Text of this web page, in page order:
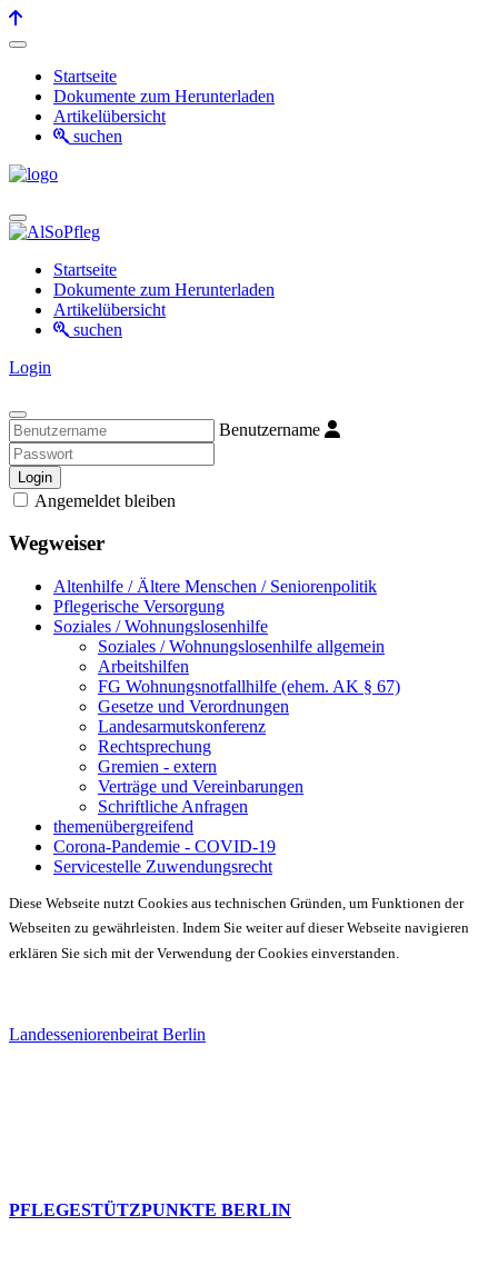
Startseite
Dokumente zum Herunterladen
Artikelübersicht
suchen
Startseite
Dokumente zum Herunterladen
Artikelübersicht
suchen
Login
Benutzername
Login
Angemeldet bleiben
Wegweiser
Altenhilfe / Ältere Menschen / Seniorenpolitik
Pflegerische Versorgung
Soziales / Wohnungslosenhilfe
Soziales / Wohnungslosenhilfe allgemein
Arbeitshilfen
FG Wohnungsnotfallhilfe (ehem. AK § 67)
Gesetze und Verordnungen
Landesarmutskonferenz
Rechtsprechung
Gremien - extern
Verträge und Vereinbarungen
Schriftliche Anfragen
themenübergreifend
Corona-Pandemie - COVID-19
Servicestelle Zuwendungsrecht
Diese Webseite nutzt Cookies aus technischen Gründen, um Funktionen der
Webseiten zu gewährleisten. Indem Sie weiter auf dieser Webseite navigieren
erklären Sie sich mit der Verwendung der Cookies einverstanden.
Landesseniorenbeirat Berlin
PFLEGESTÜTZPUNKTE BERLIN